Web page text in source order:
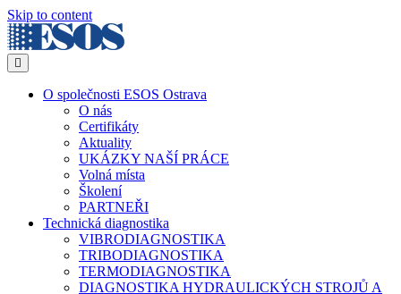
Skip to content
O společnosti ESOS Ostrava
O nás
Certifikáty
Aktuality
UKÁZKY NAŠÍ PRÁCE
Volná místa
Školení
PARTNEŘI
Technická diagnostika
VIBRODIAGNOSTIKA
TRIBODIAGNOSTIKA
TERMODIAGNOSTIKA
DIAGNOSTIKA HYDRAULICKÝCH STROJŮ A